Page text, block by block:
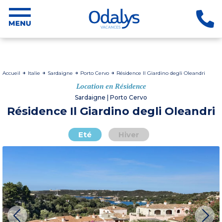
Accueil Italie Sardaigne Porto Cervo Résidence Il Giardino degli Oleandri
Location en Résidence
Sardaigne | Porto Cervo
Résidence Il Giardino degli Oleandri
Eté Hiver